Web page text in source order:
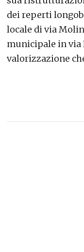
dei reperti
locale di via
municipale in via
valorizzazione